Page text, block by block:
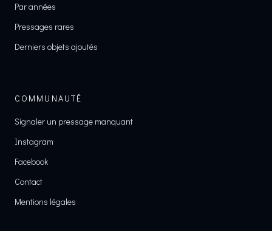
Par années
Pressages rares
Derniers objets ajoutés
COMMUNAUTÉ
Signaler un pressage manquant
Instagram
Facebook
Contact
Mentions légales